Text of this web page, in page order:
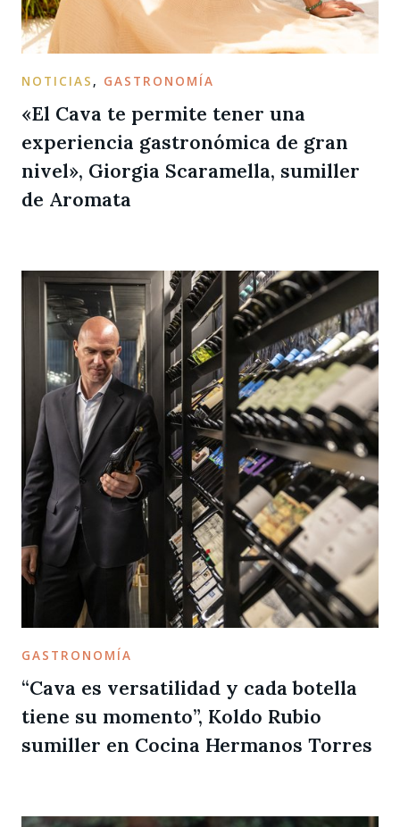
NOTICIAS , GASTRONOMÍA
«El Cava te permite tener una
experiencia gastronómica de gran
nivel», Giorgia Scaramella, sumiller
de Aromata
GASTRONOMÍA
“Cava es versatilidad y cada botella
tiene su momento”, Koldo Rubio
sumiller en Cocina Hermanos Torres